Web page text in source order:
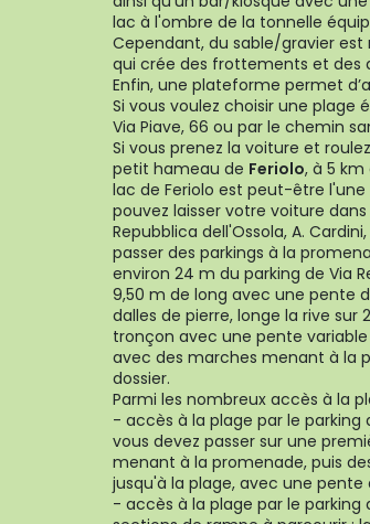
lac à l'ombre de la tonnelle
Cependant, du sable/gravier
qui crée des frottements et des
Enfin, une plateforme permet
Si vous voulez choisir une plage
Via Piave, 66 ou par le chemin
Si vous prenez la voiture et
petit hameau de Feriolo, à 5
lac de Feriolo est peut-être
pouvez laisser votre voiture
Repubblica dell'Ossola, A.
passer des parkings à la
environ 24 m du parking de Via
9,50 m de long avec une pente
dalles de pierre, longe la rive
tronçon avec une pente variable
avec des marches menant à la
dossier.
Parmi les nombreux accès à la
- accès à la plage par le parking
vous devez passer sur une
menant à la promenade, puis
jusqu'à la plage, avec une
- accès à la plage par le parking